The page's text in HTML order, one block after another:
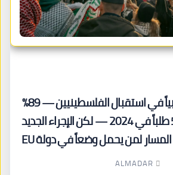
بلجيكا: الأولى أوروبياً في استقبال الفلسطينيين — 89%
قبول لغزة و5,332 طلباً في 2024 — لكن الإجراء الجديد
من 12 يونيو يُعقّد المسار لمن يحمل وضعاً في دولة EU
ALMADAR